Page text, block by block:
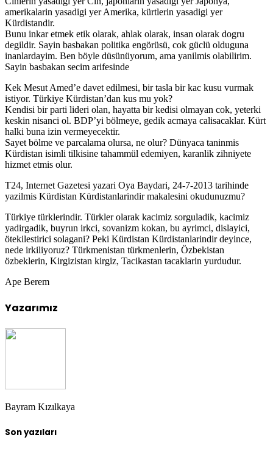
amerikalarin yasadigi yer Amerika, kürtlerin yasadigi yer
Kürdistandir.
Bunu inkar etmek etik olarak, ahlak olarak, insan olarak dogru
degildir. Sayin basbakan politika engörüsü, cok güclü olduguna
inanlardayim. Ben böyle düsünüyorum, ama yanilmis olabilirim.
Sayin basbakan secim arifesinde
Kek Mesut Amed’e davet edilmesi, bir tasla bir kac kusu vurmak
istiyor. Türkiye Kürdistan’dan kus mu yok?
Kendisi bir parti lideri olan, hayatta bir kedisi olmayan cok, yeterki
keskin nisanci ol. BDP’yi bölmeye, gedik acmaya calisacaklar. Kürt
halki buna izin vermeyecektir.
Sayet bölme ve parcalama olursa, ne olur? Dünyaca taninmis
Kürdistan isimli tilkisine tahammül edemiyen, karanlik zihniyete
hizmet etmis olur.
T24, Internet Gazetesi yazari Oya Baydari, 24-7-2013 tarihinde
yazilmis Kürdistan Kürdistanlarindir makalesini okudunuzmu?
Türkiye türklerindir. Türkler olarak kacimiz sorguladik, kacimiz
yadirgadik, buyrun irkci, sovanizm kokan, bu ayrimci, dislayici,
ötekilestirici solagani? Peki Kürdistan Kürdistanlarindir deyince,
nede irkiliyoruz? Türkmenistan türkmenlerin, Özbekistan
özbeklerin, Kirgizistan kirgiz, Tacikastan tacaklarin yurdudur.
Ape Berem
Yazarımız
Bayram Kızılkaya
Son yazıları